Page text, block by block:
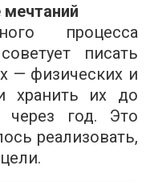
мечтаний
процесса
писать
— физических и
хранить их до
через год. Это
реализовать,